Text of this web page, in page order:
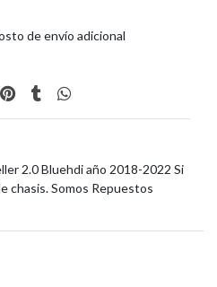
de envío adicional
2.0 Bluehdi año 2018-2022 Si
chasis. Somos Repuestos